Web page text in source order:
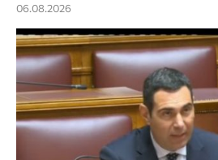
06.08.2026